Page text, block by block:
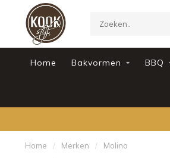
Home Bakvormen BBQ
Home / Merken / Molino